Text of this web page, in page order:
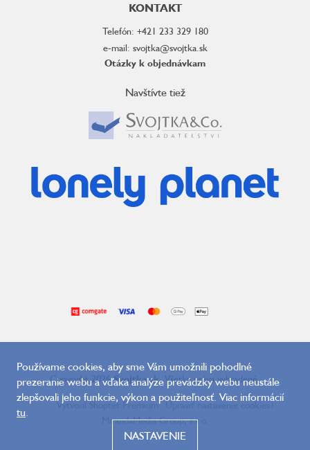
Používame cookies, aby sme Vám umožnili pohodlné
prezeranie webu a vďaka analýze prevádzky webu neustále
zlepšovali jeho funkcie, výkon a použiteľnosť. Viac informácií
tu.
NASTAVENIE
KONTAKT
Telefón: +421 233 329 180
e-mail: svojtka@svojtka.sk
Otázky k objednávkam
Navštívte tiež
Copyright 2026Svojtka.sk. Všetky práva vyhradené.
Vytvoril Shoptet Premium Upraviť nastavenie cookies|
MirandaMedia Group, s.r.o.